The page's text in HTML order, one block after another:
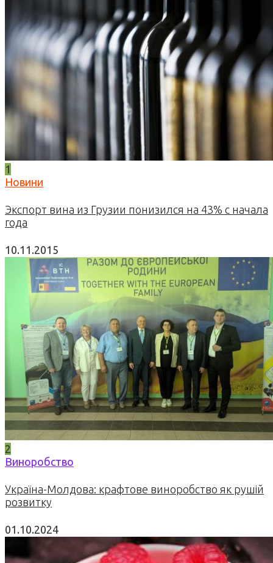
1
Новини
Экспорт вина из Грузии понизился на 43% с начала
года
10.11.2015
2
Виноробство
Україна-Молдова: крафтове виноробство як рушій
розвитку
01.10.2024